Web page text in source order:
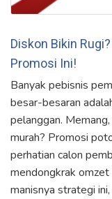
Diskon Bikin
Promosi Ini!
Banyak pebisnis
besar-besaran
pelanggan.
murah? Promosi
perhatian calon
mendongkrak
manisnya strategi